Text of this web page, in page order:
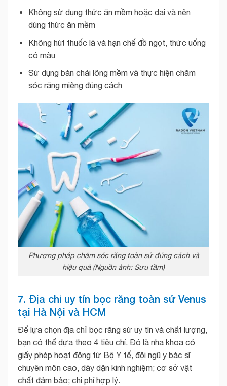
Không sử dụng thức ăn mềm hoặc dai và nên
dùng thức ăn mềm
Không hút thuốc lá và hạn chế đồ ngọt, thức uống
có màu
Sử dụng bàn chải lông mềm và thực hiện chăm
sóc răng miệng đúng cách
Phương pháp chăm sóc răng toàn sứ đúng cách và
hiệu quả (Nguồn ảnh: Sưu tầm)
7. Địa chỉ uy tín bọc răng toàn sứ Venus
tại Hà Nội và HCM
Để lựa chọn địa chỉ bọc răng sứ uy tín và chất lượng,
bạn có thể dựa theo 4 tiêu chí. Đó là nha khoa có
giấy phép hoạt động từ Bộ Y tế, đội ngũ y bác sĩ
chuyên môn cao, dày dặn kinh nghiệm; cơ sở vật
chất đảm bảo; chi phí hợp lý.